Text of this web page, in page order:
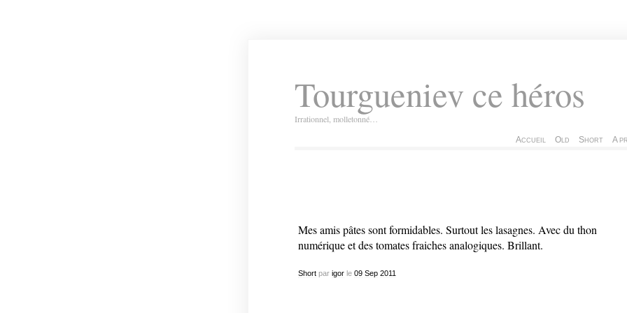
Tourgueniev ce héros
Irrationnel, molletonné…
Accueil Old Short A
Mes amis pâtes sont formidables. Surtout les lasagnes. Avec du thon
numérique et des tomates fraiches analogiques. Brillant.
Shortpar igorle 09 Sep 2011